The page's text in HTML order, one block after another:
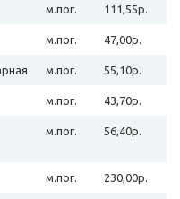
м.пог. 111,55р.
м.пог. 47,00р.
м.пог. 55,10р.
м.пог. 43,70р.
м.пог. 56,40р.
м.пог. 230,00р.